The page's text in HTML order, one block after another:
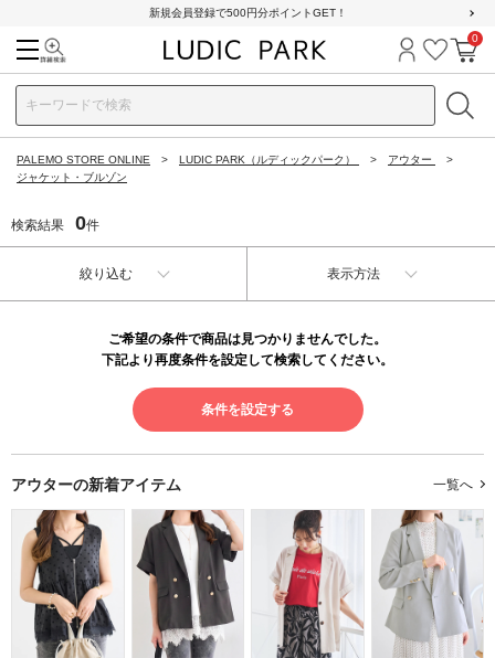
新規会員登録で500円分ポイントGET！
ログイン
お気に
カ
0
PALEMO STORE ONLINE LUDIC PARK（ルディックパーク）
アウター
ジャケット・ブルゾン
検索結果 0件
絞り込む 表示方法
ご希望の条件で商品は見つかりませんでした。
下記より再度条件を設定して検索してください。
条件を設定する
アウターの新着アイテム 一覧へ